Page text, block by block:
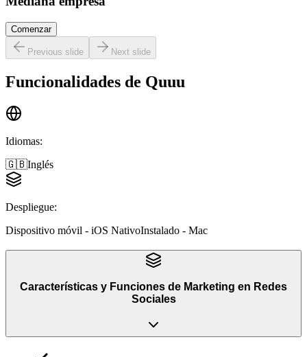
Comenzar
Previous slide Next slide
Funcionalidades de Quuu
Idiomas:
🇬🇧Inglés
Despliegue:
Dispositivo móvil - iOS NativoInstalado - Mac
Características y Funciones de Marketing en Redes
Sociales